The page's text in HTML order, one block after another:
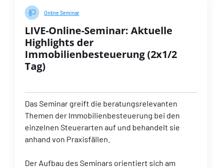
Online Seminar
LIVE-Online-Seminar: Aktuelle
Highlights der
Immobilienbesteuerung (2x1/2
Tag)
Das Seminar greift die beratungsrelevanten
Themen der Immobilienbesteuerung bei den
einzelnen Steuerarten auf und behandelt sie
anhand von Praxisfällen.
Der Aufbau des Seminars orientiert sich am